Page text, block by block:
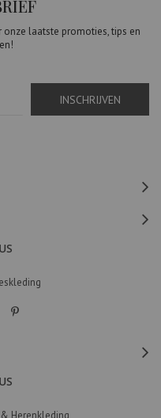
laatste promoties, tips en
INSCHRIJVEN